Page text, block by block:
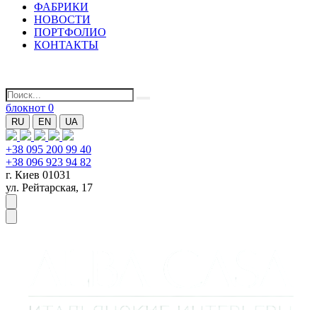
ФАБРИКИ
НОВОСТИ
ПОРТФОЛИО
КОНТАКТЫ
блокнот 0
RU EN UA
+38 095 200 99 40
+38 096 923 94 82
г. Киев 01031
ул. Рейтарская, 17